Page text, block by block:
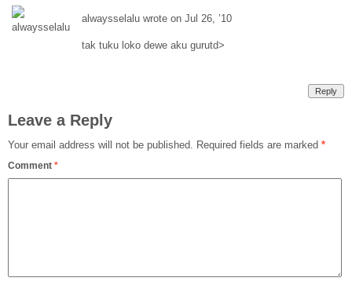
alwaysselalu wrote on Jul 26, ’10
tak tuku loko dewe aku gurutd>
Reply
Leave a Reply
Your email address will not be published. Required fields are marked *
Comment *